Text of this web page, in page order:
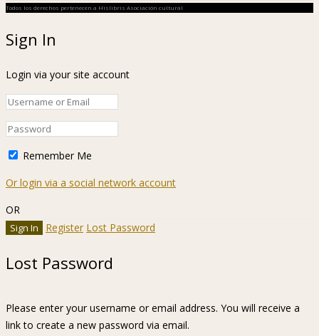
Todos los derechos pertenecen a Hislibris Asociación cultural
Sign In
Login via your site account
Remember Me
Or login via a social network account
OR
Register Lost Password
Lost Password
Please enter your username or email address. You will receive a
link to create a new password via email.